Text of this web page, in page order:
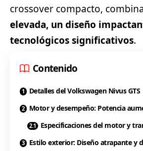
crossover compacto,
elevada, un diseño
tecnológicos significativos.
Contenido
Detalles del Volkswagen Nivus GTS
Motor y desempeño: Potencia
Especificaciones del motor y
Estilo exterior: Diseño atrapante y